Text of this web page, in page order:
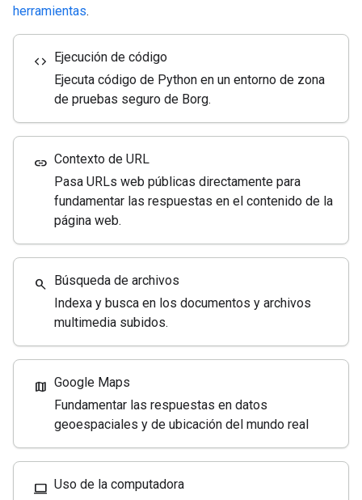
herramientas.
code Ejecución de código
Ejecuta código de Python en un entorno de zona
de pruebas seguro de Borg.
link Contexto de URL
Pasa URLs web públicas directamente para
fundamentar las respuestas en el contenido de la
página web.
search Búsqueda de archivos
Indexa y busca en los documentos y archivos
multimedia subidos.
map Google Maps
Fundamentar las respuestas en datos
geoespaciales y de ubicación del mundo real
computer Uso de la computadora